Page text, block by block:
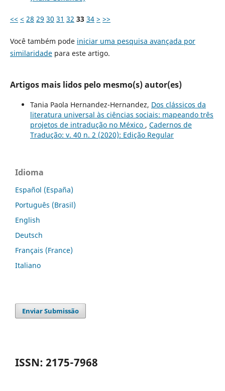
<< < 28 29 30 31 32 33 34 > >>
Você também pode iniciar uma pesquisa avançada por
similaridadepara este artigo.
Artigos mais lidos pelo mesmo(s) autor(es)
Tania Paola Hernandez-Hernandez, Dos clássicos da
literatura universal às ciências sociais: mapeando três
projetos de intradução no México , Cadernos de
Tradução: v. 40 n. 2 (2020): Edição Regular
Idioma
Español (España)
Português (Brasil)
English
Deutsch
Français (France)
Italiano
Enviar Submissão
ISSN: 2175-7968